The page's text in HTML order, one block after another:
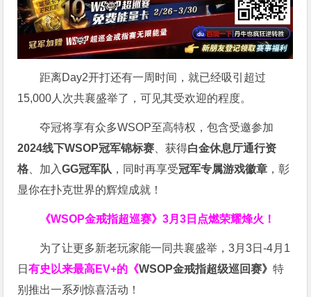
距离Day2开打还有一周时间，就已经吸引超过
15,000人次共襄盛举了，可见其受欢迎的程度。
夺冠将享有众多WSOP至高特权，包含受邀参加
2024线下WSOP冠军锦标赛、获得白金休息厅通行资
格、加入GG冠军队 ，同时再享受冠军专属游戏徽章 ，彰
显你在扑克世界的辉煌成就！
《WSOP金戒指超巡赛》3月3日点燃荣耀烽火！
为了让更多新老玩家能一同共襄盛举，3月3日-4月1
日有史以来最高EV+的《WSOP金戒指超级巡回赛》特
别推出一系列惊喜活动！